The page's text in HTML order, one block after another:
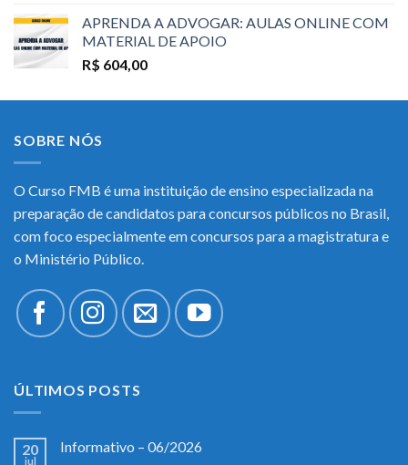
APRENDA A ADVOGAR: AULAS ONLINE COM
MATERIAL DE APOIO
R$ 604,00
SOBRE NÓS
O Curso FMB é uma instituição de ensino especializada na
preparação de candidatos para concursos públicos no Brasil,
com foco especialmente em concursos para a magistratura e
o Ministério Público.
ÚLTIMOS POSTS
20
jul
Informativo – 06/2026